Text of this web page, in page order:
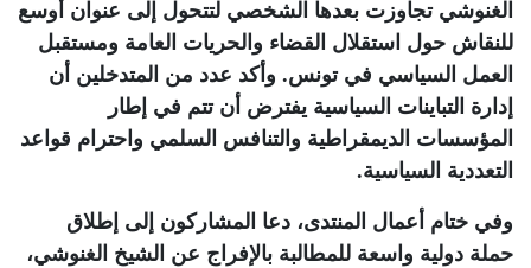
الغنوشي تجاوزت بعدها الشخصي لتتحول إلى عنوان أوسع
للنقاش حول استقلال القضاء والحريات العامة ومستقبل
العمل السياسي في تونس. وأكد عدد من المتدخلين أن
إدارة التباينات السياسية يفترض أن تتم في إطار
المؤسسات الديمقراطية والتنافس السلمي واحترام قواعد
التعددية السياسية.
وفي ختام أعمال المنتدى، دعا المشاركون إلى إطلاق
حملة دولية واسعة للمطالبة بالإفراج عن الشيخ الغنوشي،